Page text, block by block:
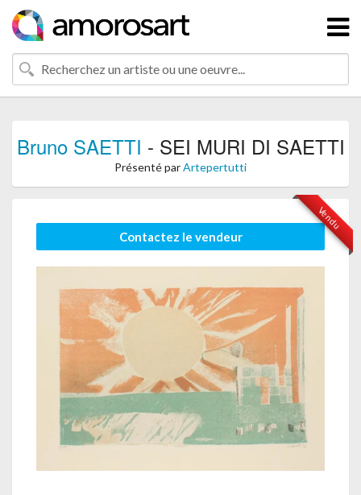
Bruno SAETTI - SEI MURI DI SAETTI
Présenté parArtepertutti
Vendu
Contactez le vendeur